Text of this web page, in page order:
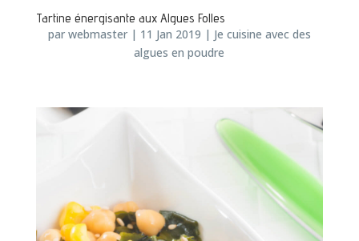
Tartine énergisante aux Algues Folles
par webmaster| 11 Jan 2019 | Je cuisine avec des
algues en poudre